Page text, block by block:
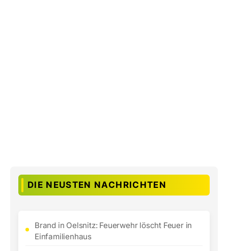
DIE NEUSTEN NACHRICHTEN
Brand in Oelsnitz: Feuerwehr löscht Feuer in
Einfamilienhaus